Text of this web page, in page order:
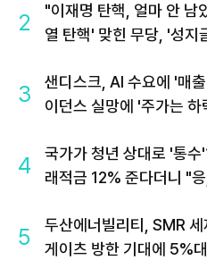
2
"이재명 탄핵, 얼마 안 남
열 탄핵' 맞힌 무당, '성지
3
샌디스크, AI 수요에 '매
이던스 실망에 '주가는 하
4
국가가 청년 상대로 '통수
래적금 12% 준다더니 "
5
두산에너빌리티, SMR 세
게이츠 방한 기대에 5%